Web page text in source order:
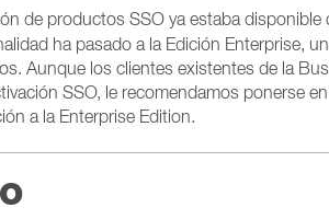
de productos SSO ya estaba
ha pasado a la Edición Enterprise,
Aunque los clientes existentes de la
SSO, le recomendamos ponerse
a la Enterprise Edition.